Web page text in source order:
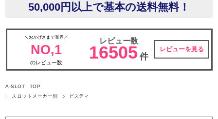
50,000円以上で基本の送料無料！
＼おかげさまで業界／
NO,1
のレビュー数
レビュー数
16505 件
レビューを見る
A-SLOT TOP
スロットメーカー別
ビスティ